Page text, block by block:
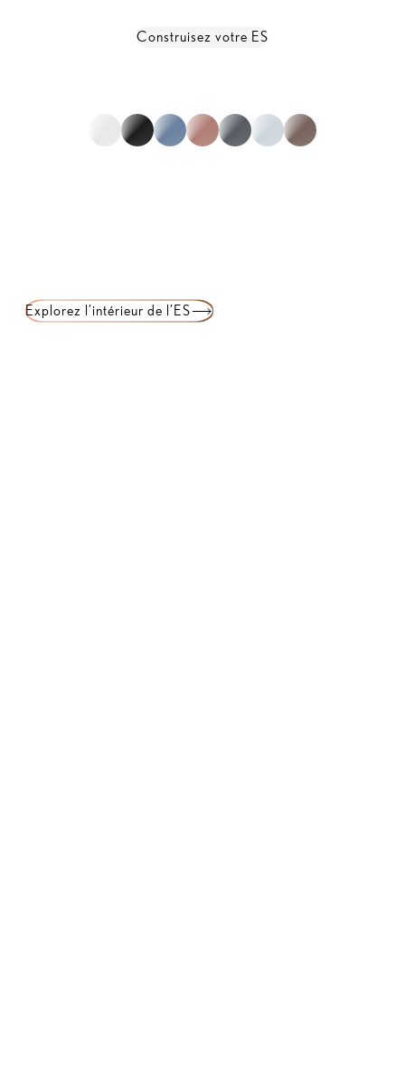
sur0
Construisez votre ES
Explorez l’intérieur de l’ES